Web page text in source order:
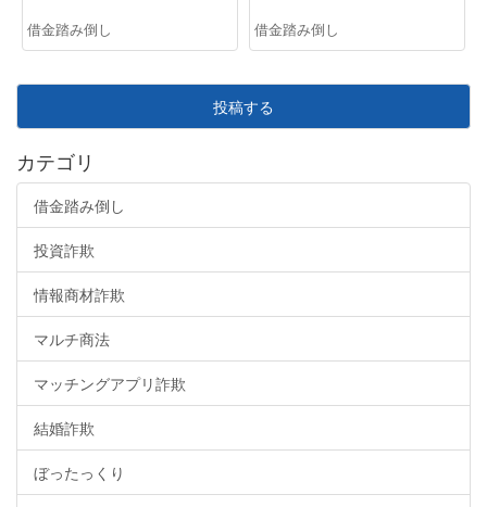
借金踏み倒し 借金踏み倒し
投稿する
カテゴリ
借金踏み倒し
投資詐欺
情報商材詐欺
マルチ商法
マッチングアプリ詐欺
結婚詐欺
ぼったっくり